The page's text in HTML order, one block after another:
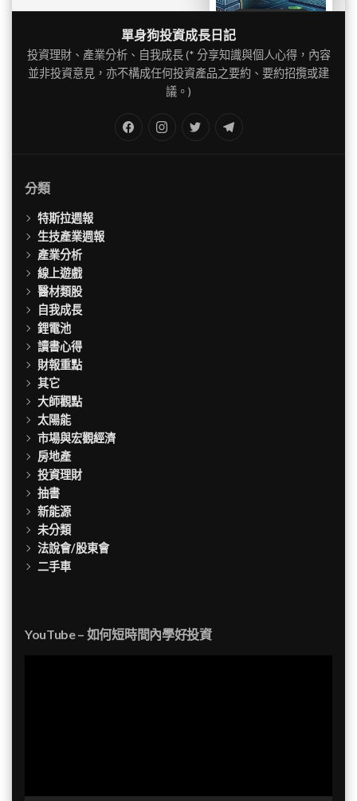
單身狗投資成長日記
投資理財、產業分析、自我成長 (* 分享知識與個人心得，內容
並非投資意見，亦不構成任何投資產品之要約、要約招攬或建
議。)
Twitter
分類
特斯拉週報
生技產業週報
產業分析
線上遊戲
醫材類股
自我成長
鋰電池
讀書心得
財報重點
其它
大師觀點
太陽能
市場與宏觀經濟
房地產
投資理財
抽書
新能源
未分類
法說會/股東會
二手車
YouTube – 如何短時間內學好投資